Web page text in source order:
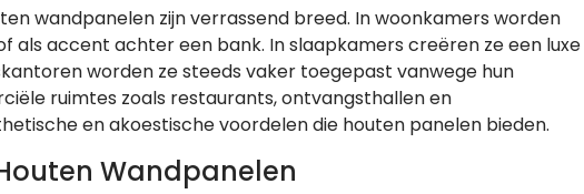
wandpanelen zijn verrassend breed. In woonkamers worden
als accent achter een bank. In slaapkamers creëren ze een luxe
worden ze steeds vaker toegepast vanwege hun
ruimtes zoals restaurants, ontvangsthallen en
en akoestische voordelen die houten panelen bieden.
Wandpanelen